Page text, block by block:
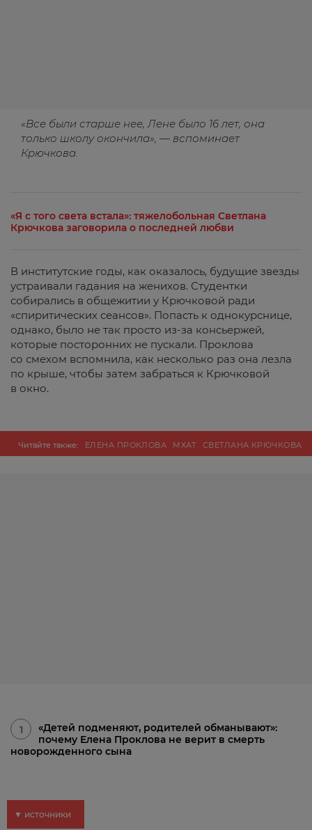
«Все были старше нее, Лене было 16 лет, она
только школу окончила», — вспоминает
Крючкова.
«Я с того света встала»: тяжелобольная Светлана
Крючкова заговорила о последней любви
В институтские годы, как оказалось, будущие звезды
устраивали гадания на женихов. Студентки
собирались в общежитии у Крючковой ради
«спиритических сеансов». Попасть к однокурснице,
однако, было не так просто из-за консьержей,
которые посторонних не пускали. Проклова
со смехом вспомнила, как несколько раз она лезла
по крыше, чтобы затем забраться к Крючковой
в окно.
Читайте также: ЕЛЕНА ПРОКЛОВА МХАТ СВЕТЛАНА КРЮЧКОВА
1
«Детей подменяют, родителей обманывают»:
почему Елена Проклова не верит в смерть
новорожденного сына
▼ источники